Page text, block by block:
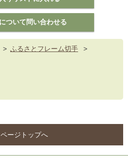
> ふるさとフレーム切手
>
ページトップへ